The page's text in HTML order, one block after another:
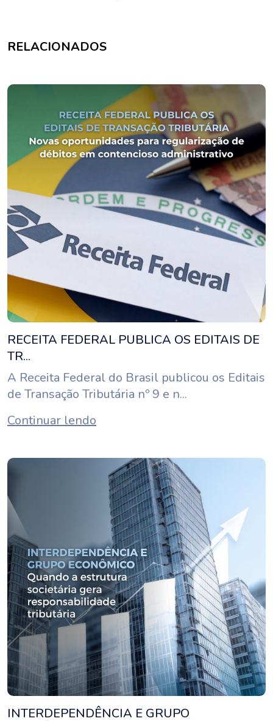
RELACIONADOS
RECEITA FEDERAL PUBLICA OS EDITAIS DE
TR...
A Receita Federal do Brasil publicou os Editais
de Transação Tributária nº 9 e n...
Continuar lendo
INTERDEPENDÊNCIA E GRUPO